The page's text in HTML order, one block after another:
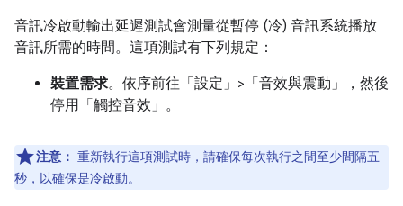
音訊冷啟動輸出延遲測試會測量從暫停 (冷) 音訊系統播放
音訊所需的時間。這項測試有下列規定：
裝置需求。依序前往「設定」>「音效與震動」
，然後
停用「觸控音效」 。
注意： 重新執行這項測試時，請確保每次執行之間至少間隔五
秒，以確保是冷啟動。